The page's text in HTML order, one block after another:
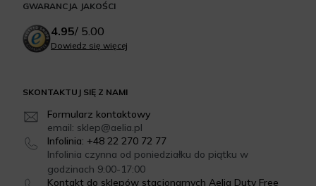
SKONTAKTUJ SIĘ Z NAMI
Formularz kontaktowy
email: sklep@aelia.pl
Infolinia: +48 22 270 72 77
Infolinia czynna od poniedziałku do piątku w
godzinach 9:00-17:00
Kontakt do sklepów stacjonarnych Aelia Duty Free
GWARANCJA JAKOŚCI
4.95/ 5.00
Dowiedz się więcej